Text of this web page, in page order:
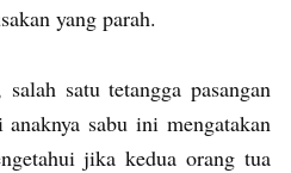
yang parah.
satu tetangga pasangan
sabu ini mengatakan
jika kedua orang tua